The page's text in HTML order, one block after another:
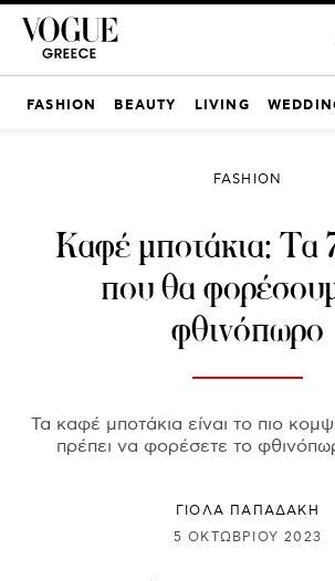
FASHION BEAUTY LIVING
FASHION
Καφέ μποτάκια: Τα
που θα
φθινόπωρο
Τα καφέ μποτάκια είναι το πιο
πρέπει να φορέσετε το
ΓΙΌΛΑ ΠΑΠΑΔΆΚΗ
5 ΟΚΤΩΒΡΊΟΥ 2023